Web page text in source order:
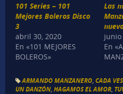
101 Series – 101
Mejores Boleros Disco
3
abril 30, 2020
En «101 MEJORES
BOLEROS»
Las
junio
En
ARMANDO MANZANERO ,CADA
UN DANZÓN ,HAGAMOS EL AMOR